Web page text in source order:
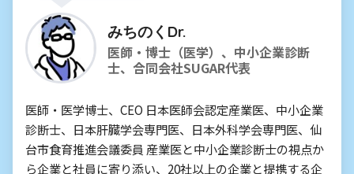
みちのくDr.
医師・博士（医学）、中小企業診断
士、合同会社SUGAR代表
医師・医学博士、CEO 日本医師会認定産業医、中小企業
診断士、日本肝臓学会専門医、日本外科学会専門医、仙
台市食育推進会議委員 産業医と中小企業診断士の視点か
ら企業と社員に寄り添い、20社以上の企業と提携する企